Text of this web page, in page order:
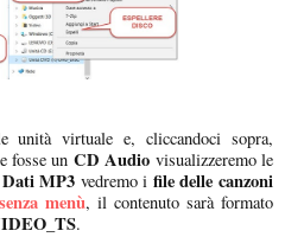
unità virtuale e, cliccandoci sopra,
fosse un CD Audio visualizzeremo le
MP3 vedremo i file delle canzoni
menù, il contenuto sarà formato
.